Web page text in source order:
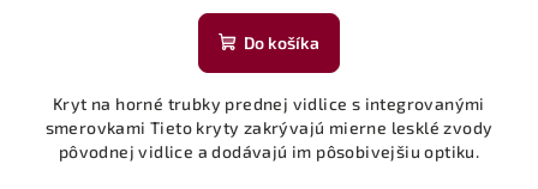
Do košíka
Kryt na horné trubky prednej vidlice s integrovanými
smerovkami Tieto kryty zakrývajú mierne lesklé zvody
pôvodnej vidlice a dodávajú im pôsobivejšiu optiku.